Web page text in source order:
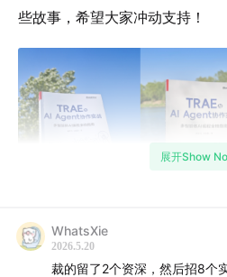
些故事，希望大家冲动支持！
展开Show
WhatsXie
2026.5.20
裁的留了2个资深，然后招8个